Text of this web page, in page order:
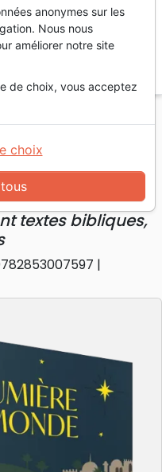
album de Noël alliant
textes bibliques,
anonymes sur les
Nous nous
améliorer notre site
de choix, vous acceptez
choix